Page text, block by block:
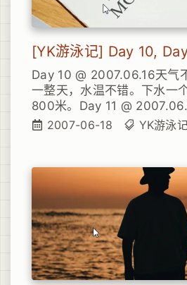
[YK游泳记] Day 10,
Day 10 @ 2007.06.16天气
一整天，水温不错。下水一
800米。Day 11 @
雨。水温较低。6点半下水，
2007-06-18 YK游泳